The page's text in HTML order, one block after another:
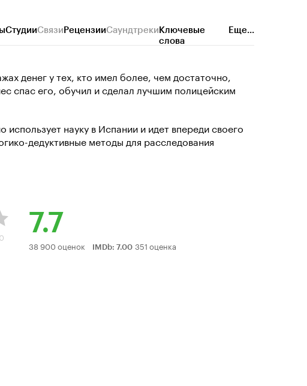
СтудииСвязиРецензииСаундтрекиКлючевые
слова
Еще...
денег у тех, кто имел более, чем достаточно,
спас его, обучил и сделал лучшим полицейским
науку в Испании и идет впереди своего
дедуктивные методы для расследования
7.7
Рейтинг
38 900 оценок IMDb: 7.00 351 оценка